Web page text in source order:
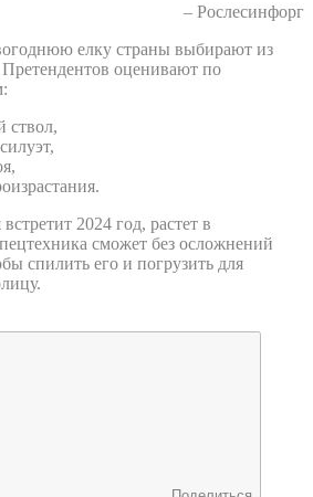
– Рослесинфорг
елку страны выбирают из
Претендентов оценивают по
ствол,
2024 год, растет в
сможет без осложнений
спилить его и погрузить для